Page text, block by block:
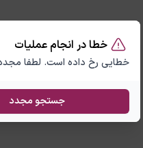
خطا در انجام عملیات
خطایی رخ داده است. لطفا
جستجو مجدد